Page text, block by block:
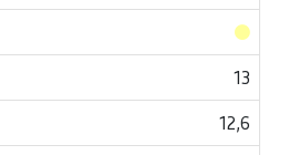
13
12,6